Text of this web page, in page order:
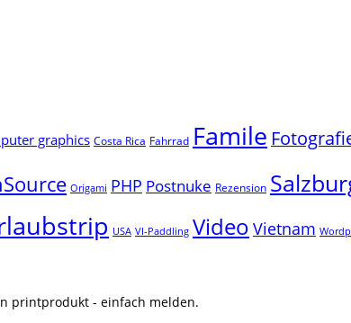
graphics Costa Rica Fahrrad Famile
Origami PHP Postnuke Rezension
USA VI-Paddling Video Vietnam
printprodukt - einfach melden.